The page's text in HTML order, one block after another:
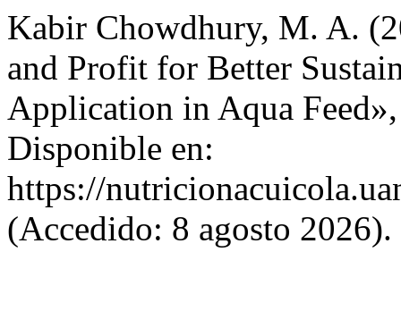
Kabir Chowdhury, M. A.
and Profit for Better
Application in Aqua
Disponible en:
https://
(Accedido: 8 agosto 2026).